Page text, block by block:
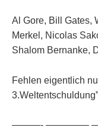
Al Gore, Bill Gates,
Merkel, Nicolas
Shalom Bernanke,
Fehlen eigentlich
———- ————–